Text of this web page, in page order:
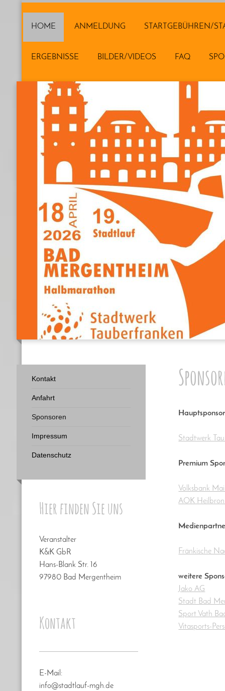
HOME ANMELDUNG STARTGEBÜHREN/
ERGEBNISSE BILDER/VIDEOS FAQ
Hauptsponsor
Stadtwerk
Premium
Volksbank
AOK
Fränkische
weitere
Jako AG
Stadt Bad
Sport Vath
Vitasports-
Kontakt
Anfahrt
Sponsoren
Impressum
Datenschutz
Hier finden Sie uns
Veranstalter
K&K GbR
Hans-Blank Str. 16
97980 Bad Mergentheim
Kontakt
E-Mail:
info@stadtlauf-mgh.de